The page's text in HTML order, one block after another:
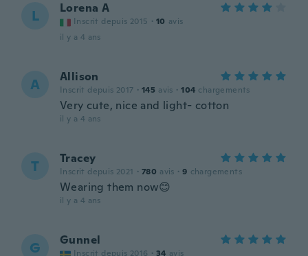
L Lorena A
Inscrit depuis 2015 · 10 avis
il y a 4 ans
A Allison
Inscrit depuis 2017 · 145 avis · 104 chargements
Very cute, nice and light- cotton
il y a 4 ans
T Tracey
Inscrit depuis 2021 · 780 avis · 9 chargements
Wearing them now😊
il y a 4 ans
G Gunnel
Inscrit depuis 2016 · 34 avis